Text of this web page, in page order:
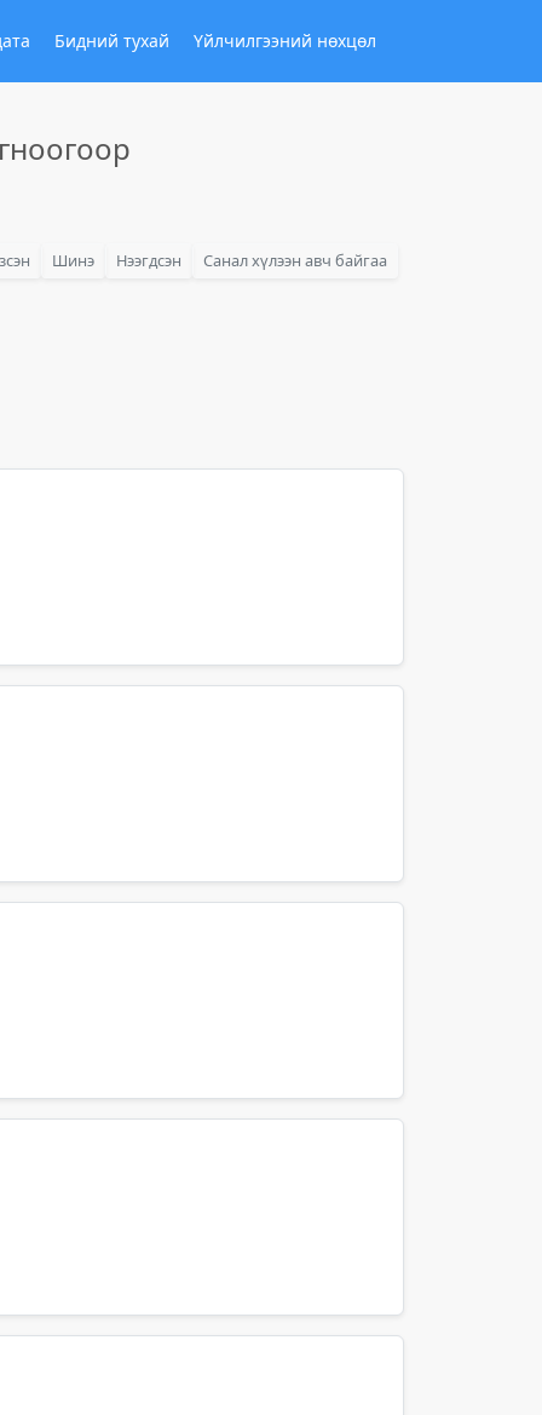
Бидний тухай Үйлчилгээний нөхцөл
Шинэ Нээгдсэн Санал хүлээн авч байгаа